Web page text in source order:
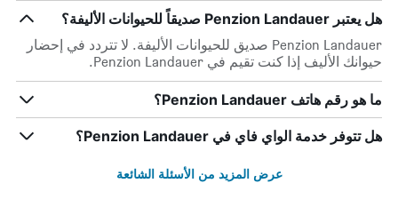
هل يعتبر Penzion Landauer صديقاً للحيوانات الأليفة؟
Penzion Landauer صديق للحيوانات الأليفة. لا تتردد في إحضار
حيوانك الأليف إذا كنت تقيم في Penzion Landauer.
ما هو رقم هاتف Penzion Landauer؟
هل تتوفر خدمة الواي فاي في Penzion Landauer؟
عرض المزيد من الأسئلة الشائعة